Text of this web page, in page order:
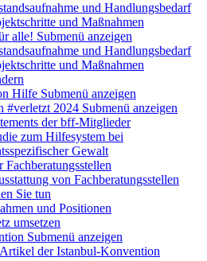
und Handlungsbedarf
und Maßnahmen
alle! Submenü anzeigen
und Handlungsbedarf
und Maßnahmen
Hilfe Submenü anzeigen
#verletzt 2024 Submenü anzeigen
der bff-Mitglieder
zum Hilfesystem bei
Gewalt
Fachberatungsstellen
von Fachberatungsstellen
Sie tun
und Positionen
umsetzen
Submenü anzeigen
der Istanbul-Konvention